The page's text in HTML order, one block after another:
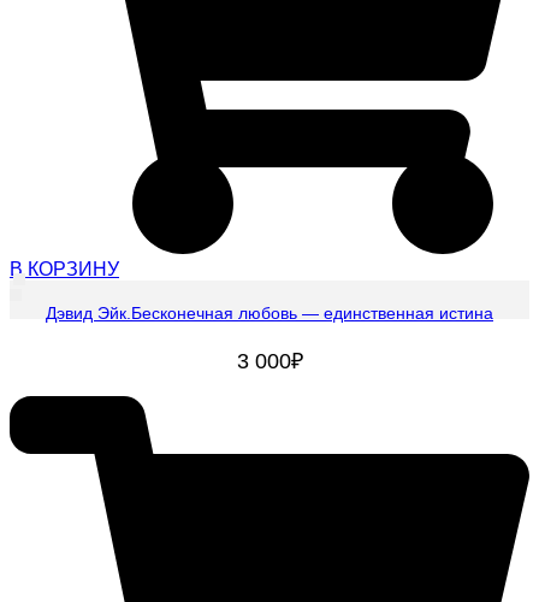
В КОРЗИНУ
Дэвид Эйк.Бесконечная любовь — единственная истина
3 000₽